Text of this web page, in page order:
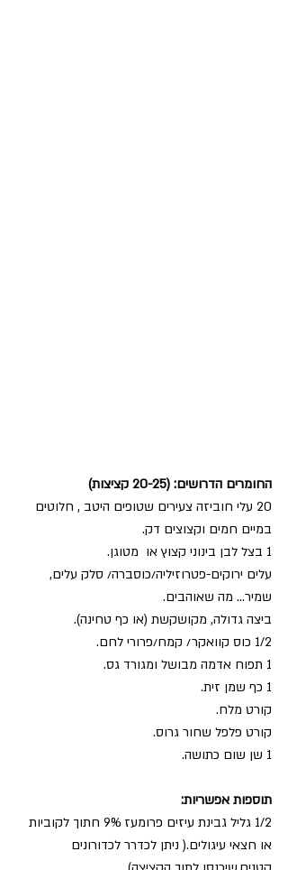
החומרים הדרושים: (20-25 קציצות)
20 עלי חוביזה צעירים שטופים היטב , חלוטים
במיים חמים וקצוצים דק.
1 בצל לבן בינוני קצוץ או  מטוגן.
עלים ירוקים-פטרוזיליה/כוסברה/ סלק עלים,
שמיר... מה שאוהבים.
ביצה גדולה, מקושקשת (או כף טחינה).
1/2 כוס קוואקר/ קמח/פרורי לחם.
1 תפוח אדמה מבושל ומגורד גס.
1 כף שמן זית.
קורט מלח.
קורט פלפל שחור גרוס.
1 שן שום כתושה.
תוספות אפשריות:
1/2 גליל גבינת עיזים פרומעז 9% חתוך לקוביות
או חצאי עיגולים.( ניתן לכדרר לכדורונים